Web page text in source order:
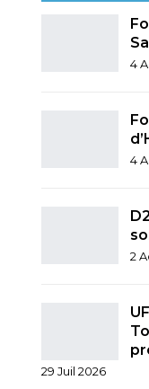
4
4
2
29 Juil 2026